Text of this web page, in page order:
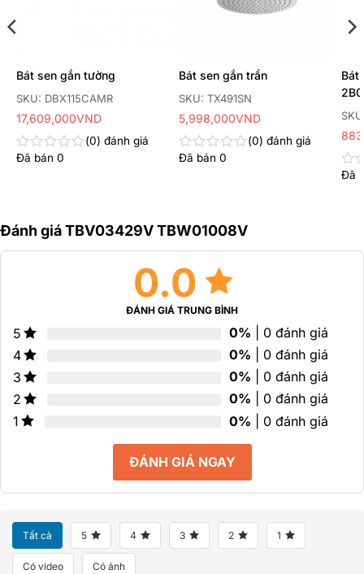
SKU: DBX115CAMR
Bát sen gắn tường
Được
sao
0
đánh giá
Đã bán 0
17,609,000VND
SKU: TX491SN
Bát sen gắn trần
Được
sao
0
đánh giá
Đã bán 0
5,998,000VND
Bát
Đã
Đánh giá TBV03429V TBW01008V
0.0
ĐÁNH GIÁ TRUNG BÌNH
5 0% | 0 đánh giá
4
0% | 0 đánh giá
3
0% | 0 đánh giá
2
0% | 0 đánh giá
1
0% | 0 đánh giá
ĐÁNH GIÁ NGAY
Tất cả 5 4 3 2 1
Có video Có ảnh